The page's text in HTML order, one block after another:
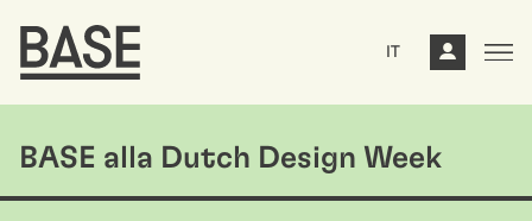
IT
BASE alla Dutch Design Week